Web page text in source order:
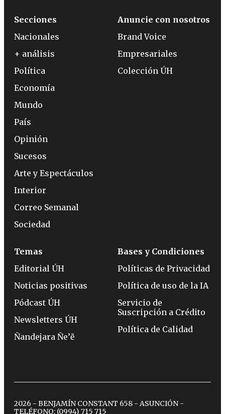
Secciones
Nacionales
+ análisis
Política
Economía
Mundo
País
Opinión
Sucesos
Arte y Espectáculos
Interior
Correo Semanal
Sociedad
Anuncie con nosotros
Brand Voice
Empresariales
Colección ÚH
Temas
Editorial ÚH
Noticias positivas
Pódcast ÚH
Newsletters ÚH
Ñandejara Ñe’ẽ
Bases y Condiciones
Políticas de Privacidad
Política de uso de la IA
Servicio de
Suscripción a Crédito
Política de Calidad
2026 - BENJAMÍN CONSTANT 658 - ASUNCIÓN -
TELÉFONO: (0994) 715 715